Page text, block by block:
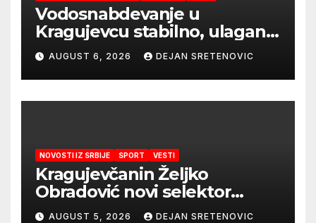
Vodosnabdevanje u
Kragujevcu stabilno, ulaganja
obezbedila sigurnije
snabdevanje
AUGUST 6, 2026 DEJAN SRETENOVIC
NOVOSTI IZ SRBIJE SPORT VESTI
Kragujevčanin Željko
Obradović novi selektor
Atletske reprezentacije Srbije
AUGUST 5, 2026 DEJAN SRETENOVIC